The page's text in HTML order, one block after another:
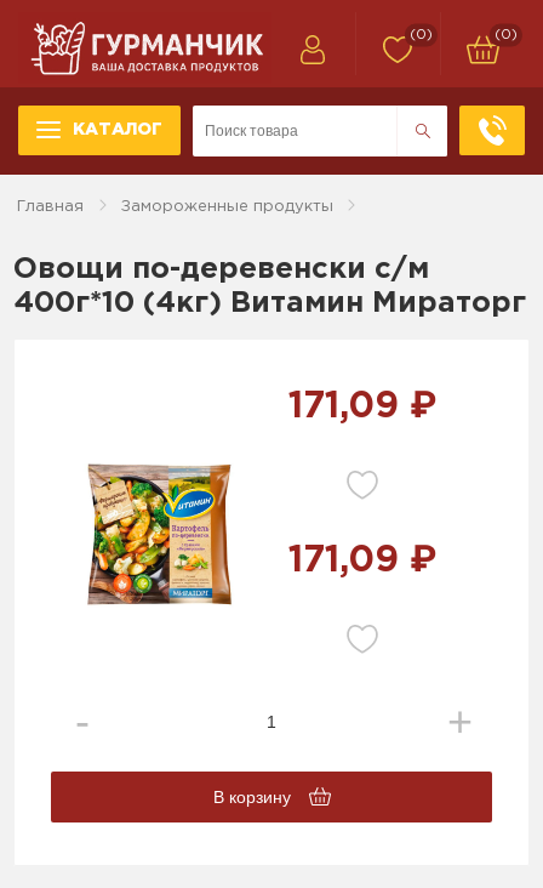
КАТАЛОГ
(0) (0)
Главная Замороженные продукты
Овощи по-деревенски с/м
400г*10 (4кг) Витамин Мираторг
171,09 ₽
171,09 ₽
В корзину